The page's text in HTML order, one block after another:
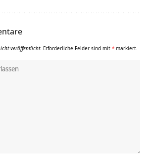
veröffentlicht. Erforderliche Felder sind mit * markiert.